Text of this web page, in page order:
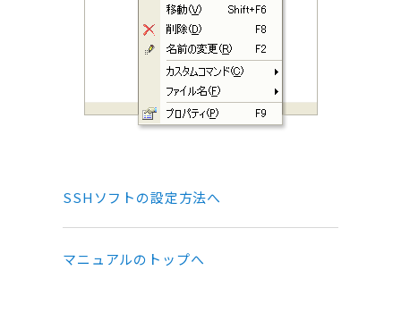
SSHソフトの設定方法へ
マニュアルのトップへ